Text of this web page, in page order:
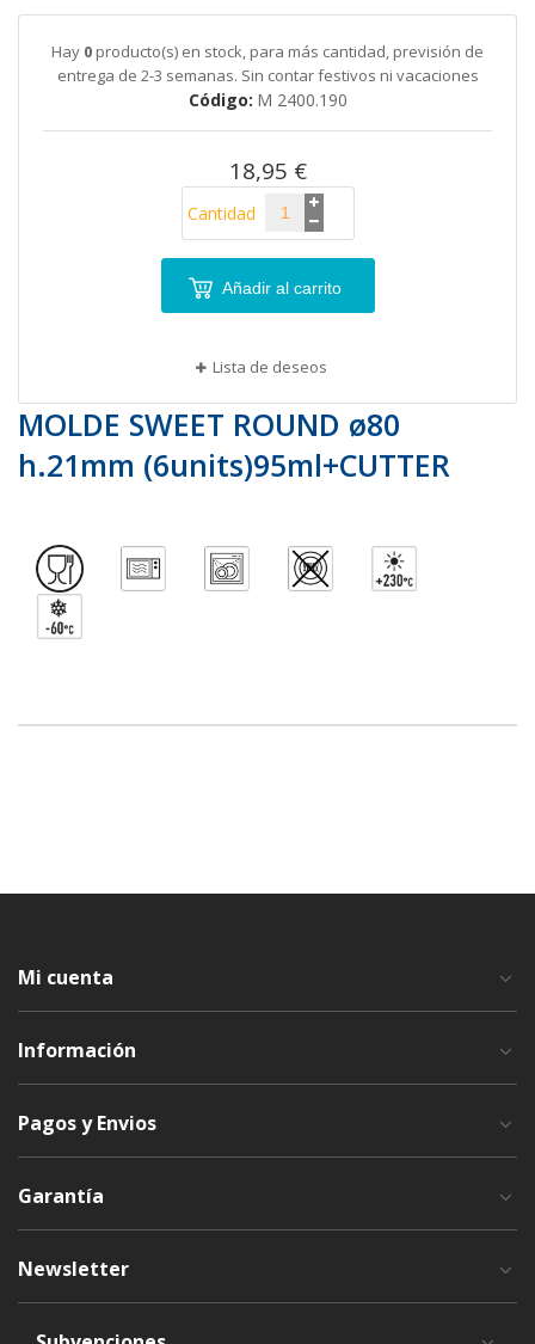
comienzo
galería
imágenes
Hay 0 producto(s) en stock, para más cantidad, previsión de
entrega de 2-3 semanas. Sin contar festivos ni vacaciones
Código M 2400.190
18,95 €
Cantidad
Añadir al carrito
Lista de deseos
MOLDE SWEET ROUND ø80
h.21mm (6units)95ml+CUTTER
Mi cuenta
Información
Pagos y Envios
Garantía
Newsletter